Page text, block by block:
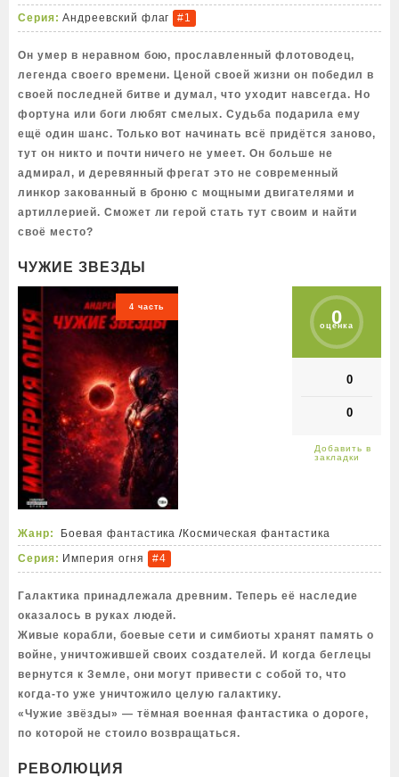
Серия: Андреевский флаг #1
Он умер в неравном бою, прославленный флотоводец,
легенда своего времени. Ценой своей жизни он победил в
своей последней битве и думал, что уходит навсегда. Но
фортуна или боги любят смелых. Судьба подарила ему
ещё один шанс. Только вот начинать всё придётся заново,
тут он никто и почти ничего не умеет. Он больше не
адмирал, и деревянный фрегат это не современный
линкор закованный в броню с мощными двигателями и
артиллерией. Сможет ли герой стать тут своим и найти
своё место?
ЧУЖИЕ ЗВЕЗДЫ
4 часть 0
оценка
0
0
Жанр: Боевая фантастика /Космическая фантастика
Серия: Империя огня #4
Галактика принадлежала древним. Теперь её наследие
оказалось в руках людей.
Живые корабли, боевые сети и симбиоты хранят память о
войне, уничтожившей своих создателей. И когда беглецы
вернутся к Земле, они могут привести с собой то, что
когда-то уже уничтожило целую галактику.
«Чужие звёзды» — тёмная военная фантастика о дороге,
по которой не стоило возвращаться.
РЕВОЛЮЦИЯ